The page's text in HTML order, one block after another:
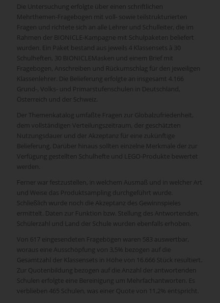
Die Untersuchung erfolgte über einen schriftlichen
Mehrthemen-Fragebogen mit voll- sowie teilstrukturierten
Fragen und richtete sich an alle Lehrer und Schulleiter, die im
Rahmen der BIONICLE-Kampagne mit Schulpaketen beliefert
wurden. Ein Paket bestand aus jeweils 4 Klassensets à 30
Schulheften, 30 BIONICLEMasken und einem Brief mit
Fragebogen, Anschreiben und Rückumschlag für den jeweiligen
Klassenlehrer. Die Belieferung erfolgte an insgesamt 4.166
Grund-, Volks- und Primarstufenschulen in Deutschland,
Österreich und der Schweiz.
Der Themenkatalog umfaßte Fragen zur Globalzufriedenheit,
dem vollständigen Verteilungszeitraum, der geschätzten
Nutzungsdauer und der Akzeptanz für eine zukünftige
Belieferung. Darüber hinaus sollten einzelne Merkmale der zur
Verfügung gestellten Schulhefte und LEGO-Produkte bewertet
werden.
Ferner war festzustellen, in welchem Ausmaß und in welcher Art
und Weise das Produktsampling durchgeführt wurde.
Schließlich wurde noch die Akzeptanz des Gewinnspieles
ermittelt. Daten zur Funktion bzw. Stellung des Antwortenden,
Schülerzahl und Land der Schule wurden ebenfalls erhoben.
Von 617 eingesendeten Fragebögen waren 583 auswertbar,
woraus eine Ausschöpfung von 3,5% bezogen auf die
Gesamtzahl der Klassensets in Höhe von 16.666 Stück resultiert.
Zur Quotenbildung bezogen auf die Anzahl der antwortenden
Schulen erfolgte eine Bereinigung um Mehrfachantworten. Es
verblieben 465 Schulen, was einer Quote von 11,2% entspricht.